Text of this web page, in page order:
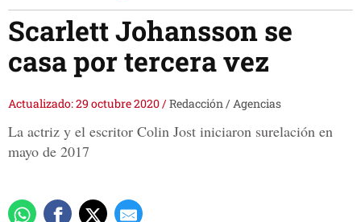
Scarlett Johansson se
casa por tercera vez
Actualizado: 29 octubre 2020/Redacción / Agencias
La actriz y el escritor Colin Jost iniciaron surelación en
mayo de 2017